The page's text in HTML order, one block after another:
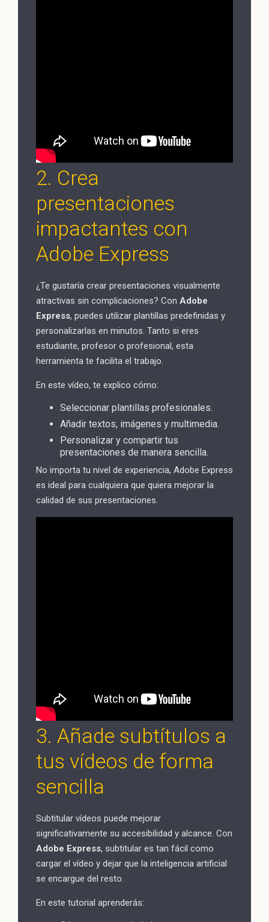
2. Crea
presentaciones
impactantes con
Adobe Express
¿Te gustaría crear presentaciones visualmente
atractivas sin complicaciones? Con Adobe
Express, puedes utilizar plantillas predefinidas y
personalizarlas en minutos. Tanto si eres
estudiante, profesor o profesional, esta
herramienta te facilita el trabajo.
En este vídeo, te explico cómo:
Seleccionar plantillas profesionales.
Añadir textos, imágenes y multimedia.
Personalizar y compartir tus
presentaciones de manera sencilla.
No importa tu nivel de experiencia, Adobe Express
es ideal para cualquiera que quiera mejorar la
calidad de sus presentaciones.
3. Añade subtítulos a
tus vídeos de forma
sencilla
Subtitular vídeos puede mejorar
significativamente su accesibilidad y alcance. Con
Adobe Express, subtitular es tan fácil como
cargar el vídeo y dejar que la inteligencia artificial
se encargue del resto.
En este tutorial aprenderás: